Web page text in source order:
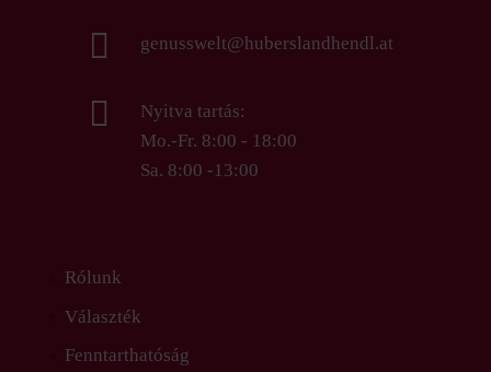
 genusswelt@huberslandhendl.at

Nyitva tartás:
Mo.-Fr. 8:00 - 18:00
Sa. 8:00 -13:00
Rólunk
Választék
Fenntarthatóság